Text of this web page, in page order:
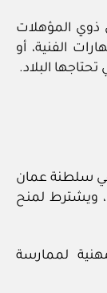
ذوي المؤهلات
الفنية، أو
تحتاجها البلاد.
في سلطنة عمان
ويشترط لمنح
لممارسة